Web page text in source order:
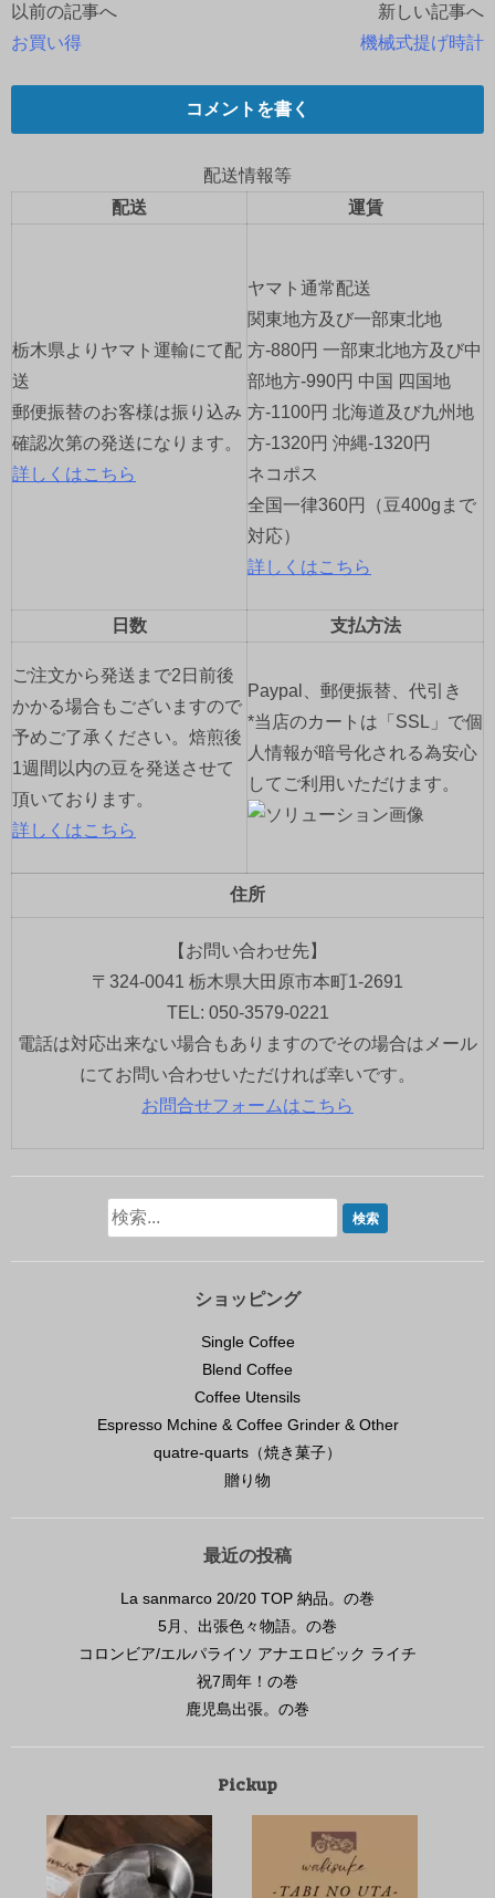
投
ョ
ン
以前の記事へ
お買い得
新しい記事へ
機械式提げ時計
コメントを書く
配送情報等
配送
運賃
栃木県よりヤマト運輸にて配
送
郵便振替のお客様は振り込み
確認次第の発送になります。
詳しくはこちら
ヤマト通常配送
関東地方及び一部東北地
方-880円 一部東北地方及び中
部地方-990円 中国 四国地
方-1100円 北海道及び九州地
方-1320円 沖縄-1320円
ネコポス
全国一律360円（豆400gまで
対応）
詳しくはこちら
日数 支払方法
ご注文から発送まで2日前後
かかる場合もございますので
予めご了承ください。焙煎後
1週間以内の豆を発送させて
頂いております。
詳しくはこちら
Paypal、郵便振替、代引き
*当店のカートは「SSL」で個
人情報が暗号化される為安心
してご利用いただけます。
住所
【お問い合わせ先】
〒324-0041 栃木県大田原市本町1-2691
TEL: 050-3579-0221
電話は対応出来ない場合もありますのでその場合はメール
にてお問い合わせいただければ幸いです。
お問合せフォームはこちら
ショッピング
Single Coffee
Blend Coffee
Coffee Utensils
Espresso Mchine & Coffee Grinder & Other
quatre-quarts（焼き菓子）
贈り物
最近の投稿
La sanmarco 20/20 TOP 納品。の巻
5月、出張色々物語。の巻
コロンビア/エルパライソ アナエロビック ライチ
祝7周年！の巻
鹿児島出張。の巻
Pickup